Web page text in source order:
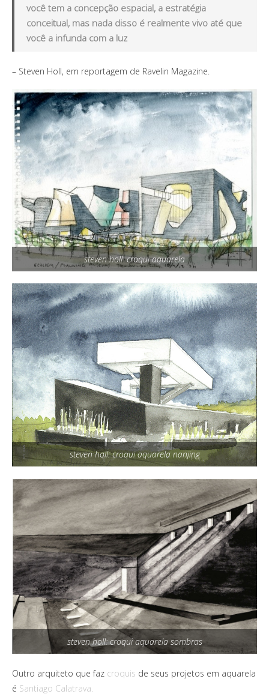
você tem a concepção espacial, a estratégia
conceitual, mas nada disso é realmente vivo até que
você a infunda com a luz
– Steven Holl, em reportagem de Ravelin Magazine.
steven holl: croqui aquarela
steven holl: croqui aquarela nanjing
steven holl: croqui aquarela sombras
Outro arquiteto que faz croquis de seus projetos em aquarela
é Santiago Calatrava.